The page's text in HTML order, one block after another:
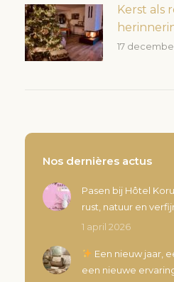
Kerst als
17
Nos dernières actus
Pasen bij Hôtel
rust, natuur en
1 april 2026
Een nieuw jaar,
een nieuwe